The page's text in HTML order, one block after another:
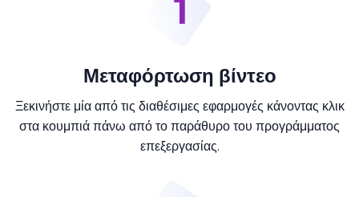
Μεταφόρτωση βίντεο
Ξεκινήστε μία από τις διαθέσιμες εφαρμογές κάνοντας κλικ
στα κουμπιά πάνω από το παράθυρο του προγράμματος
επεξεργασίας.